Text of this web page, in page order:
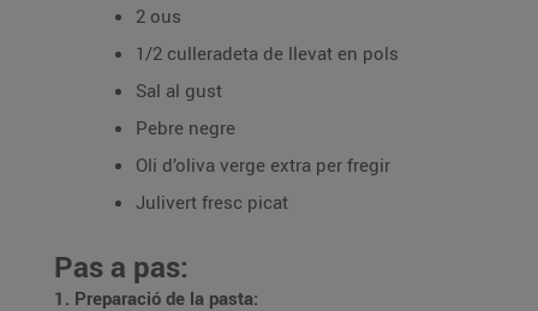
2 ous
1/2 culleradeta de llevat en pols
Sal al gust
Pebre negre
Oli d’oliva verge extra per fregir
Julivert fresc picat
Pas a pas:
1. Preparació de la pasta: